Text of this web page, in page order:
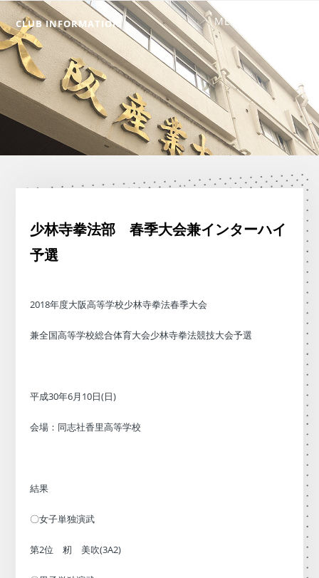
CLUB INFORMATION
少林寺拳法部 春季大会兼インターハイ
予選
2018年度大阪高等学校少林寺拳法春季大会
兼全国高等学校総合体育大会少林寺拳法競技大会予選
平成30年6月10日(日)
会場：同志社香里高等学校
結果
〇女子単独演武
第2位 籾 美吹(3A2)